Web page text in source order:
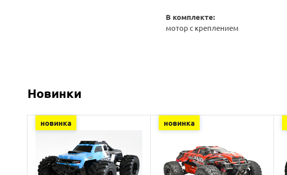
В комплекте:
мотор с креплением
Новинки
новинка новинка